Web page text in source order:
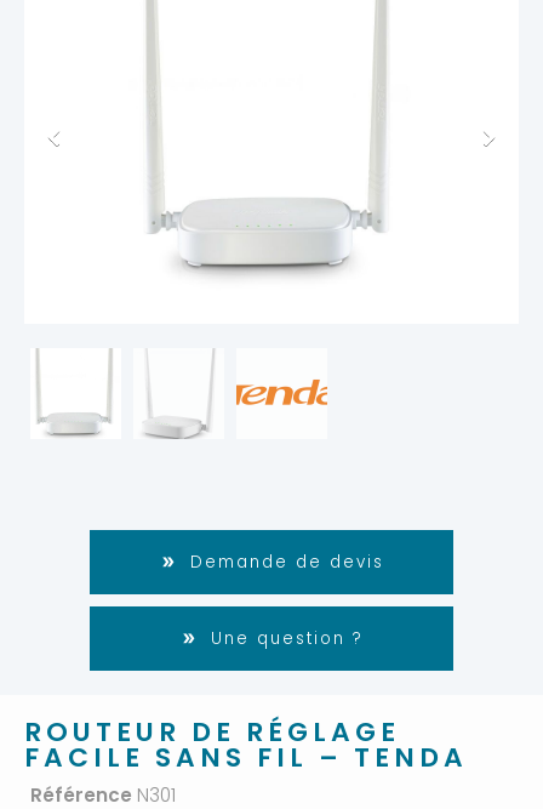
Demande de devis
Une question ?
ROUTEUR DE RÉGLAGE
FACILE SANS FIL – TENDA
Référence N301